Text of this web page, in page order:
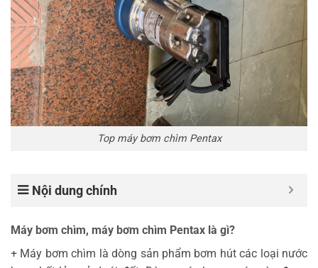
Top máy bơm chìm Pentax
Nội dung chính
Máy bơm chìm, máy bơm chìm Pentax là gì?
+ Máy bơm chìm là dòng sản phẩm bơm hút các loại nước